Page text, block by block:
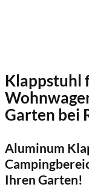
Klappstuhl
Garten bei
Aluminum
Ihren Garten!